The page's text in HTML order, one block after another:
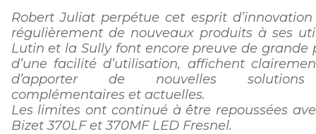
Robert Juliat perpétue cet esprit
régulièrement de nouveaux produits à ses
Lutin et la Sully font encore preuve de grande
d’une facilité d’utilisation, affichent
d’apporter de nouvelles solutions
complémentaires et actuelles.
Les limites ont continué à être repoussées
Bizet 370LF et 370MF LED Fresnel.